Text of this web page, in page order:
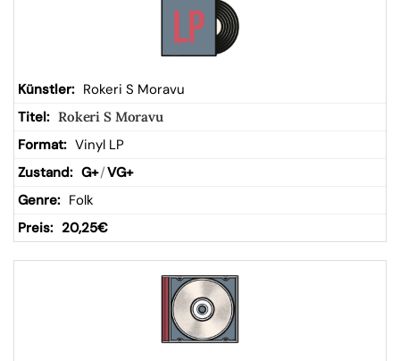
kor
b
Rokeri S Moravu
Rokeri S Moravu
Vinyl LP
G+/VG+
Folk
20,25€